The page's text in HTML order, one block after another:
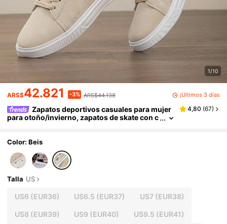
1/10
ARS$42.821 -3% ARS$44.138 ¡Últimos 3 días
Zapatos deportivos casuales para mujer
para otoño/invierno, zapatos de skate con c
4,80 (67)
Color: Beis
Talla US
US6 (EUR36) US6.5 (EUR37) US7(EUR38)
US8 (EUR39) US9 (EUR40) US9.5 (EUR41)